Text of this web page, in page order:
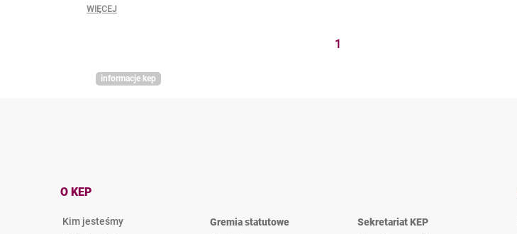
WIĘCEJ
1
informacje kep
O KEP
Kim jesteśmy
Gremia statutowe
Sekretariat KEP